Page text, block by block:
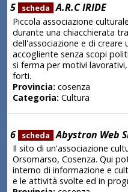
5 scheda A.R.C IRIDE
Piccola associazione
durante una chiacchierata
dell'associazione e di creare
accogliente senza scopi
si ferma per motivi
forti.
Provincia:cosenza
Categoria:Cultura
6 scheda Abystron Web
Il sito di un'associazione
Orsomarso, Cosenza. Qui
interno di informazione e
e le attività svolte ed in